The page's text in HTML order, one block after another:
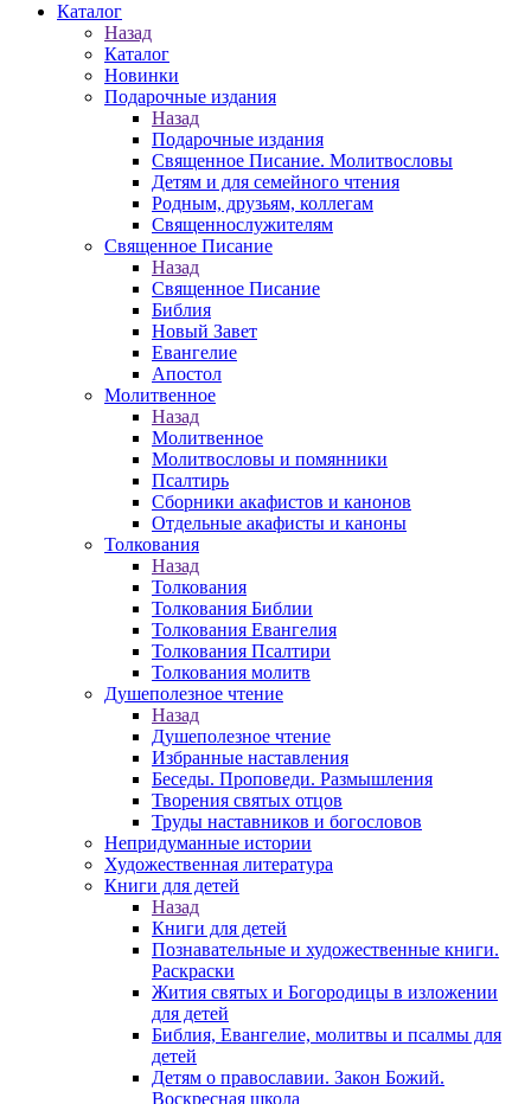
Каталог
Назад
Каталог
Новинки
Подарочные издания
Назад
Подарочные издания
Священное Писание. Молитвословы
Детям и для семейного чтения
Родным, друзьям, коллегам
Священнослужителям
Священное Писание
Назад
Священное Писание
Библия
Новый Завет
Евангелие
Апостол
Молитвенное
Назад
Молитвенное
Молитвословы и помянники
Псалтирь
Сборники акафистов и канонов
Отдельные акафисты и каноны
Толкования
Назад
Толкования
Толкования Библии
Толкования Евангелия
Толкования Псалтири
Толкования молитв
Душеполезное чтение
Назад
Душеполезное чтение
Избранные наставления
Беседы. Проповеди. Размышления
Творения святых отцов
Труды наставников и богословов
Непридуманные истории
Художественная литература
Книги для детей
Назад
Книги для детей
Познавательные и художественные книги.
Раскраски
Жития святых и Богородицы в изложении
для детей
Библия, Евангелие, молитвы и псалмы для
детей
Детям о православии. Закон Божий.
Воскресная школа